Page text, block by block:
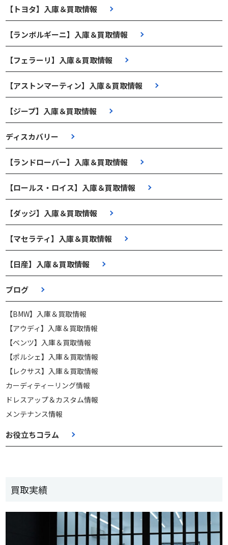
【トヨタ】入庫＆買取情報
【ランボルギーニ】入庫＆買取情報
【フェラーリ】入庫＆買取情報
【アストンマーティン】入庫＆買取情報
【ジープ】入庫＆買取情報
ディスカバリー
【ランドローバー】入庫＆買取情報
【ロールス・ロイス】入庫＆買取情報
【ダッジ】入庫＆買取情報
【マセラティ】入庫＆買取情報
【日産】入庫＆買取情報
ブログ
【BMW】入庫＆買取情報
【アウディ】入庫＆買取情報
【ベンツ】入庫＆買取情報
【ポルシェ】入庫＆買取情報
【レクサス】入庫＆買取情報
カーディティーリング情報
ドレスアップ＆カスタム情報
メンテナンス情報
お役立ちコラム
買取実績